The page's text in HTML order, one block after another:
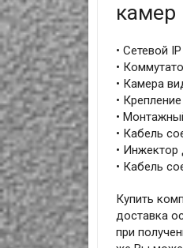
камер
• Сетевой
•
• Камера
•
•
• Кабель
•
• Кабель
Купить
доставка
при